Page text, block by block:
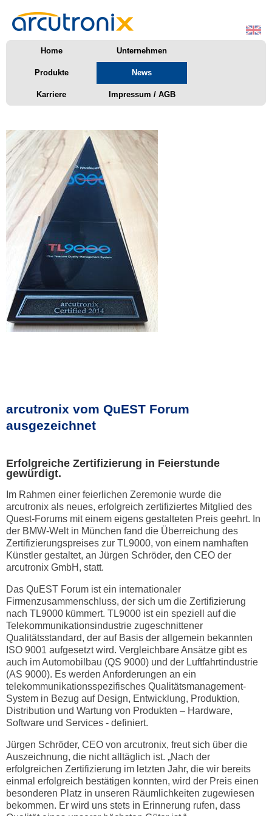
Home Unternehmen
Produkte News
Karriere Impressum / AGB
arcutronix vom QuEST Forum
ausgezeichnet
Erfolgreiche Zertifizierung in Feierstunde
gewürdigt.
Im Rahmen einer feierlichen Zeremonie wurde die
arcutronix als neues, erfolgreich zertifiziertes Mitglied des
Quest-Forums mit einem eigens gestalteten Preis geehrt. In
der BMW-Welt in München fand die Überreichung des
Zertifizierungspreises zur TL9000, von einem namhaften
Künstler gestaltet, an Jürgen Schröder, den CEO der
arcutronix GmbH, statt.
Das QuEST Forum ist ein internationaler
Firmenzusammenschluss, der sich um die Zertifizierung
nach TL9000 kümmert. TL9000 ist ein speziell auf die
Telekommunikationsindustrie zugeschnittener
Qualitätsstandard, der auf Basis der allgemein bekannten
ISO 9001 aufgesetzt wird. Vergleichbare Ansätze gibt es
auch im Automobilbau (QS 9000) und der Luftfahrtindustrie
(AS 9000). Es werden Anforderungen an ein
telekommunikationsspezifisches Qualitätsmanagement-
System in Bezug auf Design, Entwicklung, Produktion,
Distribution und Wartung von Produkten – Hardware,
Software und Services - definiert.
Jürgen Schröder, CEO von arcutronix, freut sich über die
Auszeichnung, die nicht alltäglich ist. „Nach der
erfolgreichen Zertifizierung im letzten Jahr, die wir bereits
einmal erfolgreich bestätigen konnten, wird der Preis einen
besonderen Platz in unseren Räumlichkeiten zugewiesen
bekommen. Er wird uns stets in Erinnerung rufen, dass